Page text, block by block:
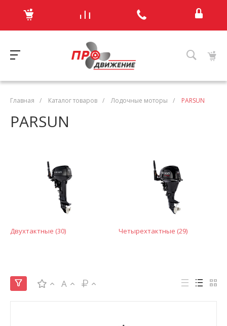
Главная / Каталог товаров / Лодочные моторы / PARSUN
PARSUN
Двухтактные (30) Четырехтактные (29)
A